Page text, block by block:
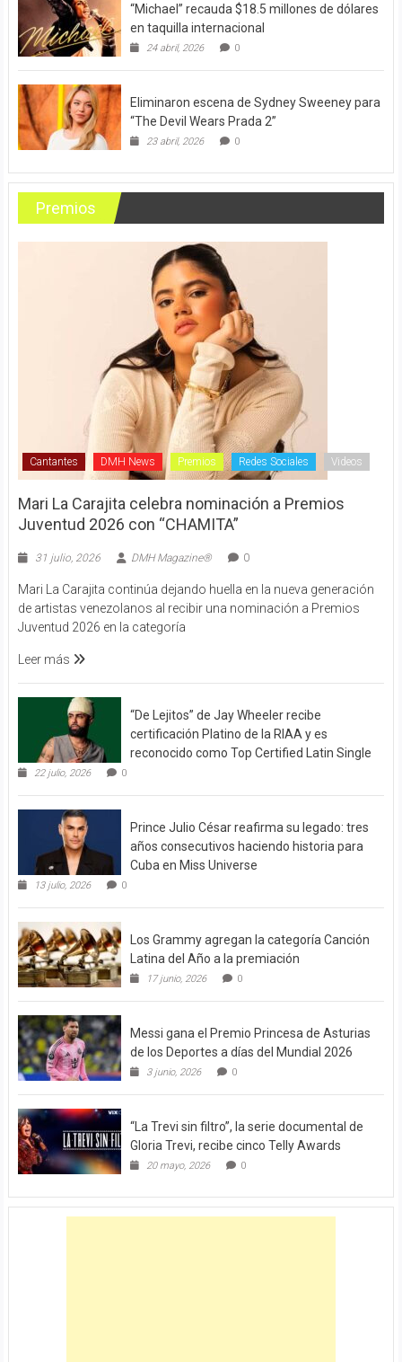
“Michael” recauda $18.5 millones de dólares
en taquilla internacional
24 abril, 2026 0
Eliminaron escena de Sydney Sweeney para
“The Devil Wears Prada 2”
23 abril, 2026 0
Premios
Cantantes DMH News Premios Redes Sociales Videos
Mari La Carajita celebra nominación a Premios
Juventud 2026 con “CHAMITA”
31 julio, 2026 DMH Magazine® 0
Mari La Carajita continúa dejando huella en la nueva generación
de artistas venezolanos al recibir una nominación a Premios
Juventud 2026 en la categoría
Leer más
“De Lejitos” de Jay Wheeler recibe
certificación Platino de la RIAA y es
reconocido como Top Certified Latin Single
22 julio, 2026 0
Prince Julio César reafirma su legado: tres
años consecutivos haciendo historia para
Cuba en Miss Universe
13 julio, 2026 0
Los Grammy agregan la categoría Canción
Latina del Año a la premiación
17 junio, 2026 0
Messi gana el Premio Princesa de Asturias
de los Deportes a días del Mundial 2026
3 junio, 2026 0
“La Trevi sin filtro”, la serie documental de
Gloria Trevi, recibe cinco Telly Awards
20 mayo, 2026 0